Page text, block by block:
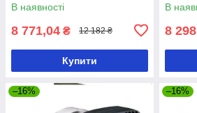
В наявності
8 771,04 ₴ 12 182 ₴
Купити
В
8 298
–16% –16%